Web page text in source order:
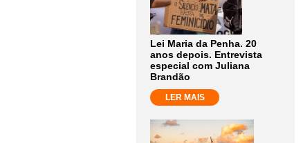
Lei Maria da Penha. 20
anos depois. Entrevista
especial com Juliana
Brandão
LER MAIS